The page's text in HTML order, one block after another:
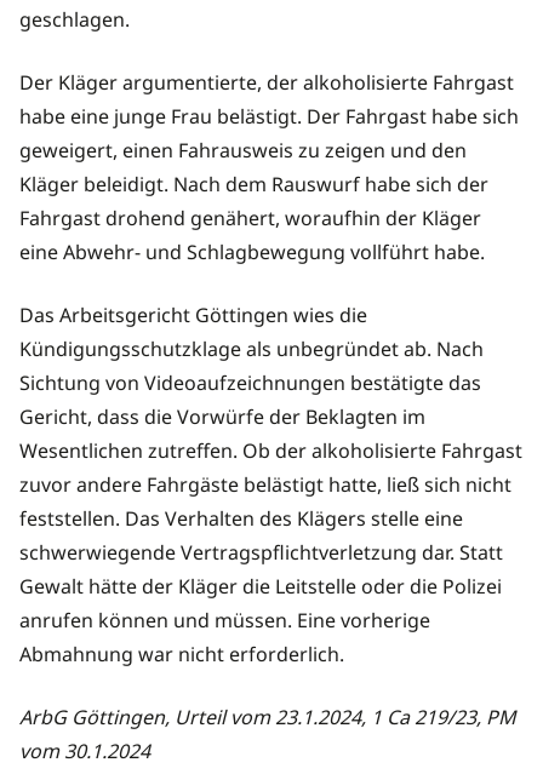
geschlagen.
Der Kläger argumentierte, der alkoholisierte Fahrgast
habe eine junge Frau belästigt. Der Fahrgast habe sich
geweigert, einen Fahrausweis zu zeigen und den
Kläger beleidigt. Nach dem Rauswurf habe sich der
Fahrgast drohend genähert, woraufhin der Kläger
eine Abwehr- und Schlagbewegung vollführt habe.
Das Arbeitsgericht Göttingen wies die
Kündigungsschutzklage als unbegründet ab. Nach
Sichtung von Videoaufzeichnungen bestätigte das
Gericht, dass die Vorwürfe der Beklagten im
Wesentlichen zutreffen. Ob der alkoholisierte Fahrgast
zuvor andere Fahrgäste belästigt hatte, ließ sich nicht
feststellen. Das Verhalten des Klägers stelle eine
schwerwiegende Vertragspflichtverletzung dar. Statt
Gewalt hätte der Kläger die Leitstelle oder die Polizei
anrufen können und müssen. Eine vorherige
Abmahnung war nicht erforderlich.
ArbG Göttingen, Urteil vom 23.1.2024, 1 Ca 219/23, PM
vom 30.1.2024